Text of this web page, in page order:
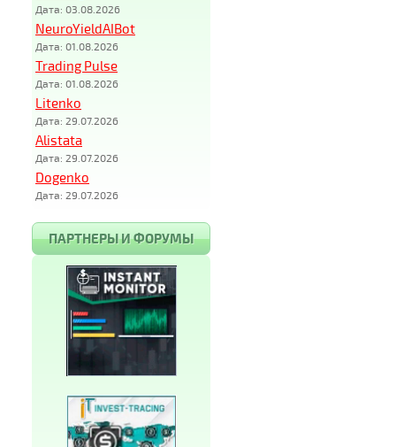
Дата: 03.08.2026
NeuroYieldAIBot
Дата: 01.08.2026
Trading Pulse
Дата: 01.08.2026
Litenko
Дата: 29.07.2026
Alistata
Дата: 29.07.2026
Dogenko
Дата: 29.07.2026
ПАРТНЕРЫ И ФОРУМЫ